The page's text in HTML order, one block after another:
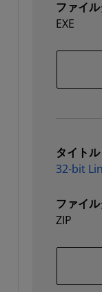
ファイ
EXE
タイトル
32-bit
ファイ
ZIP